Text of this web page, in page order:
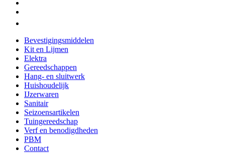
Bevestigingsmiddelen
Kit en Lijmen
Elektra
Gereedschappen
Hang- en sluitwerk
Huishoudelijk
IJzerwaren
Sanitair
Seizoensartikelen
Tuingereedschap
Verf en benodigdheden
PBM
Contact